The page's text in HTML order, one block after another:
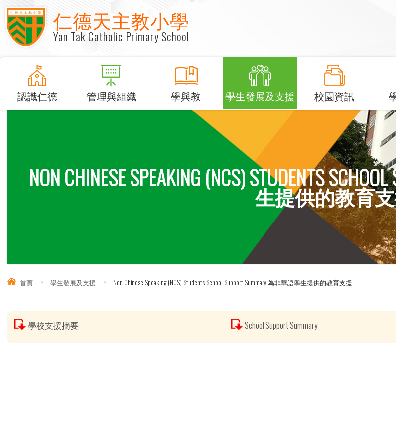
仁德天主教小學
Yan Tak Catholic Primary School
認識仁德 管理與組織 學與教 學生發展及支援 校園資訊
NON CHINESE SPEAKING (NCS) STUDENTS
生提供的教育
首頁 > 學生發展及支援 > Non Chinese Speaking (NCS) Students School Support Summary 為非華語學生提供的教育支援
學校支援摘要 School Support Summary